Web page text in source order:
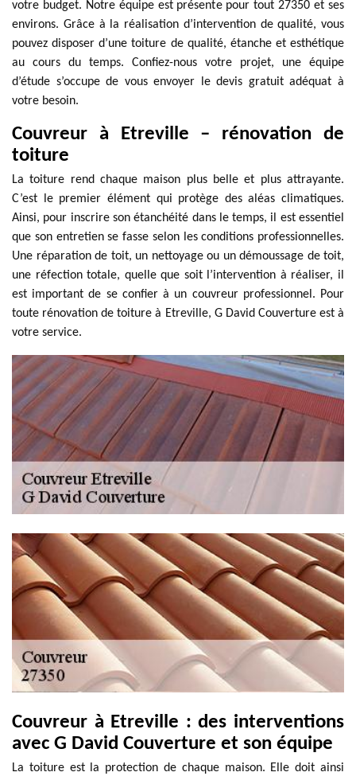
votre budget. Notre équipe est présente pour tout 27350 et ses
environs. Grâce à la réalisation d’intervention de qualité, vous
pouvez disposer d’une toiture de qualité, étanche et esthétique
au cours du temps. Confiez-nous votre projet, une équipe
d’étude s’occupe de vous envoyer le devis gratuit adéquat à
votre besoin.
Couvreur à Etreville – rénovation de
toiture
La toiture rend chaque maison plus belle et plus attrayante.
C’est le premier élément qui protège des aléas climatiques.
Ainsi, pour inscrire son étanchéité dans le temps, il est essentiel
que son entretien se fasse selon les conditions professionnelles.
Une réparation de toit, un nettoyage ou un démoussage de toit,
une réfection totale, quelle que soit l’intervention à réaliser, il
est important de se confier à un couvreur professionnel. Pour
toute rénovation de toiture à Etreville, G David Couverture est à
votre service.
Couvreur à Etreville : des interventions
avec G David Couverture et son équipe
La toiture est la protection de chaque maison. Elle doit ainsi